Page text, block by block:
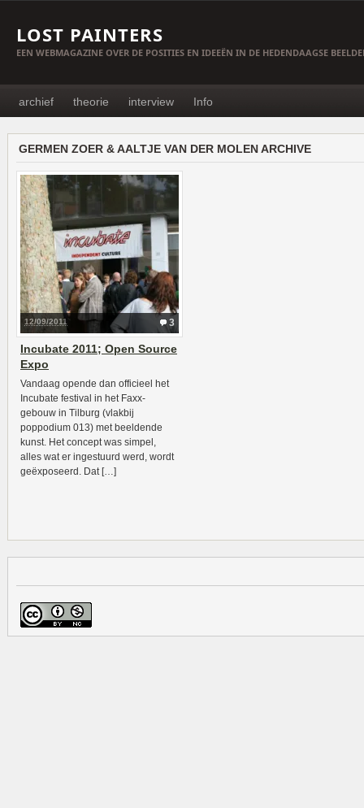
LOST PAINTERS
EEN WEBMAGAZINE OVER DE POSITIES EN IDEEËN IN DE HEDENDAAGSE
archief theorie interview Info
GERMEN ZOER & AALTJE VAN DER MOLEN ARCHIVE
3
12/09/2011
Incubate 2011; Open Source
Expo
Vandaag opende dan officieel het
Incubate festival in het Faxx-
gebouw in Tilburg (vlakbij
poppodium 013) met beeldende
kunst. Het concept was simpel,
alles wat er ingestuurd werd, wordt
geëxposeerd. Dat […]